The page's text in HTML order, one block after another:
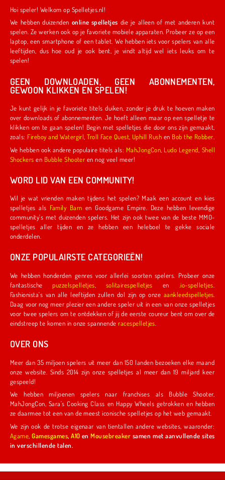
Hoi speler! Welkom op Spelletjes.nl!
We hebben duizenden online spelletjes die je alleen of met anderen kunt
spelen. Ze werken ook op je favoriete mobiele apparaten. Probeer ze op een
laptop, een smartphone of een tablet. We hebben iets voor spelers van alle
leeftijden, dus hoe oud je ook bent, je vindt altijd wel iets leuks om te
spelen!
GEEN DOWNLOADEN, GEEN ABONNEMENTEN,
GEWOON KLIKKEN EN SPELEN!
Je kunt gelijk in je favoriete titels duiken, zonder je druk te hoeven maken
over downloads of abonnementen. Je hoeft alleen maar op een spelletje te
klikken om te gaan spelen! Begin met spelletjes die door ons zijn gemaakt,
zoals:
Fireboy and Watergirl ,Troll Face Quest Uphill Rush en Bob the Robber
We hebben ook andere populaire titels als: MahJongCon Ludo Legend Shell
Shockers en Bubble Shooter en nog veel meer!
WORD LID VAN EEN COMMUNITY!
Wil je wat vrienden maken tijdens het spelen? Maak een account en kies
spelletjes als
Family Barn en Goodgame Empire. Deze hebben levendige
community's met duizenden spelers. Het zijn ook twee van de beste MMO-
spelletjes aller tijden en ze hebben een heleboel te gekke sociale
onderdelen.
ONZE POPULAIRSTE CATEGORIEËN!
We hebben honderden genres voor allerlei soorten spelers. Probeer onze
fantastischepuzzelspelletjes solitairespelletjes en .io-spelletjes
Fashionista's van alle leeftijden zullen dol zijn op onze aankleedspelletjes
Daag voor nog meer plezier een andere speler uit in een van onze spelletjes
voor twee spelers om te ontdekken of jij de eerste coureur bent om over de
eindstreep te komen in onze spannenderacespelletjes
OVER ONS
Meer dan 35 miljoen spelers uit meer dan 150 landen bezoeken elke maand
onze website. Sinds 2014 zijn onze spelletjes al meer dan 19 miljard keer
gespeeld!
We hebben miljoenen spelers naar franchises als Bubble Shooter,
MahJongCon, Sara's Cooking Class en Happy Wheels getrokken en hebben
ze daarmee tot een van de meest iconische spelletjes op het web gemaakt.
We zijn ook de trotse eigenaar van tientallen andere websites, waaronder:
Agame ,Gamesgames,A10 enMousebreaker samen met aanvullende sites
in verschillende talen.